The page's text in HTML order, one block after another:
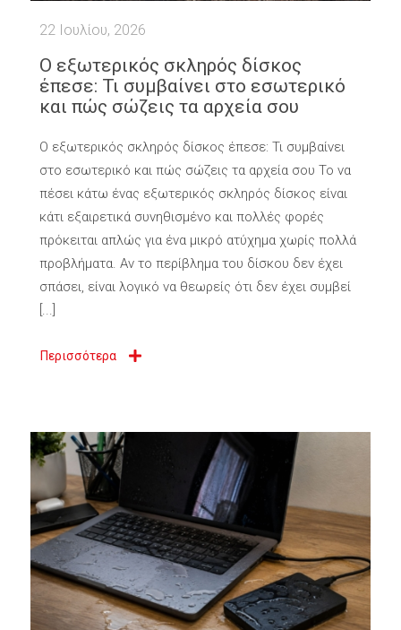
22 Ιουλίου, 2026
Ο εξωτερικός σκληρός δίσκος
έπεσε: Τι συμβαίνει στο εσωτερικό
και πώς σώζεις τα αρχεία σου
Ο εξωτερικός σκληρός δίσκος έπεσε: Τι συμβαίνει
στο εσωτερικό και πώς σώζεις τα αρχεία σου Το να
πέσει κάτω ένας εξωτερικός σκληρός δίσκος είναι
κάτι εξαιρετικά συνηθισμένο και πολλές φορές
πρόκειται απλώς για ένα μικρό ατύχημα χωρίς πολλά
προβλήματα. Αν το περίβλημα του δίσκου δεν έχει
σπάσει, είναι λογικό να θεωρείς ότι δεν έχει συμβεί
[...]
Περισσότερα